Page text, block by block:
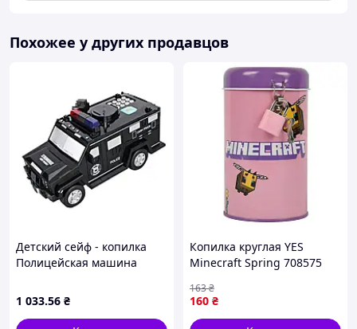
Похожее у других продавцов
Детский сейф - копилка
Полицейская машина
замком и отпечатком
пальца
1 033.56 ₴
Копилка круглая YES
Minecraft Spring 708575
160 ₴
163₴